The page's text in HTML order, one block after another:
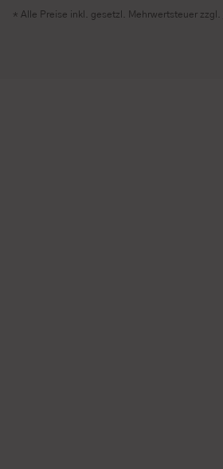
* Alle Preise inkl. gesetzl. Mehrwertsteuer zzgl.